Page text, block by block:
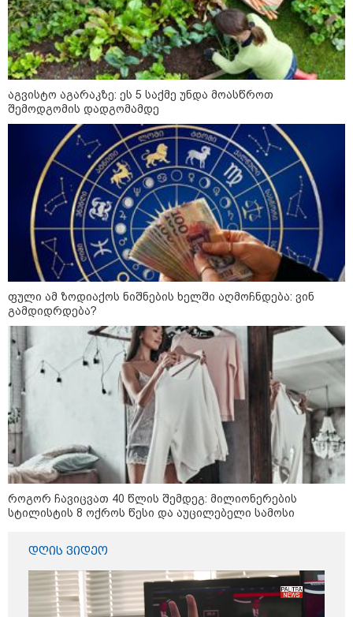
კატეგორიები
8
აგვისტო
დღის ზოგადი
ასტროლოგიური
პროგნოზი
8 აგვისტო ახალ შთაგონებასა და ემოციურ სიახლოვეს
მოიტანს. გაიზრდება ინტერესი შემოქმედებითი საქმიანობისა
და კულტურული ღონისძიებების მიმართ. საღამო
განსაკუთრებით ხელსაყრელია საყვარელ ადამიანებთან
დროის გასატარებლად და თბილი, გულახდილი
საუბრებისთვის.
აგვისტო აგარაკზე: ეს 5 საქმე უნდა მოასწროთ
შემოდგომის დადგომამდე
ფული ამ ზოდიაქოს ნიშნების ხელში აღმოჩნდება: ვინ
გამდიდრდება?
როგორ ჩავიცვათ 40 წლის შემდეგ: მილიონერების
სტილისტის 8 ოქროს წესი და აუცილებელი სამოსი
დღის ვიდეო